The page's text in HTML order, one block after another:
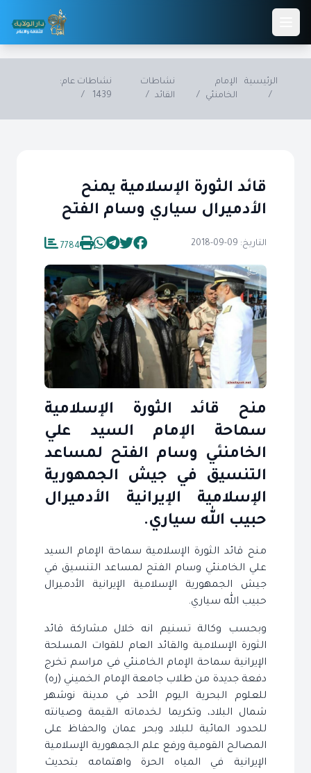
Skip to main content
الرئيسية
/
الإمام
الخامنئي
/
نشاطات
القائد
/
نشاطات عام:
1439
/
قائد الثورة الإسلامية يمنح
الأدميرال سياري وسام الفتح
التاريخ: 09-09-2018 7784
منح قائد الثورة الإسلامية
سماحة الإمام السيد علي
الخامنئي وسام الفتح لمساعد
التنسيق في جيش الجمهورية
الإسلامية الإيرانية الأدميرال
حبيب الله سياري.
منح قائد الثورة الإسلامية سماحة الإمام السيد
علي الخامنئي وسام الفتح لمساعد التنسيق في
جيش الجمهورية الإسلامية الإيرانية الأدميرال
حبيب الله سياري.
وبحسب وكالة تسنيم انه خلال مشاركة قائد
الثورة الإسلامية والقائد العام للقوات المسلحة
الإيرانية سماحة الإمام الخامنئي في مراسم تخرج
دفعة جديدة من طلاب جامعة الإمام الخميني (ره)
للعلوم البحرية اليوم الأحد في مدينة نوشهر
شمال البلاد، وتكريما لخدماته القيمة وصيانته
للحدود المائية للبلاد وبحر عمان والحفاظ على
المصالح القومية ورفع علم الجمهورية الإسلامية
الإيرانية في المياه الحرة واهتمامه بتحديث